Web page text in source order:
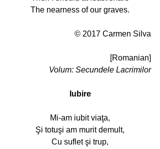
The nearness of our graves.
© 2017 Carmen Silva
[Romanian]
Volum: Secundele Lacrimilor
Iubire
Mi-am iubit viaţa,
Şi totuşi am murit demult,
Cu suflet şi trup,